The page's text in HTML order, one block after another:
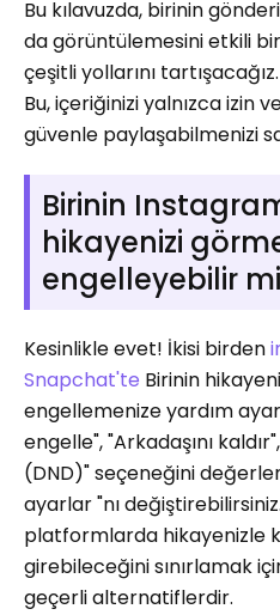
Bu kılavuzda, birinin
da görüntülemesini etkili
çeşitli yollarını tartışacağız.
Bu, içeriğinizi yalnızca izin
güvenle paylaşabilmenizi
Birinin
hikayenizi
engelleyebilir
Kesinlikle evet! İkisi birden
Snapchat'te Birinin
engellemenize yardım
engelle", "Arkadaşını
(DND)" seçeneğini
ayarlar "nı
platformlarda hikayenizle
girebileceğini sınırlamak
geçerli alternatiflerdir.